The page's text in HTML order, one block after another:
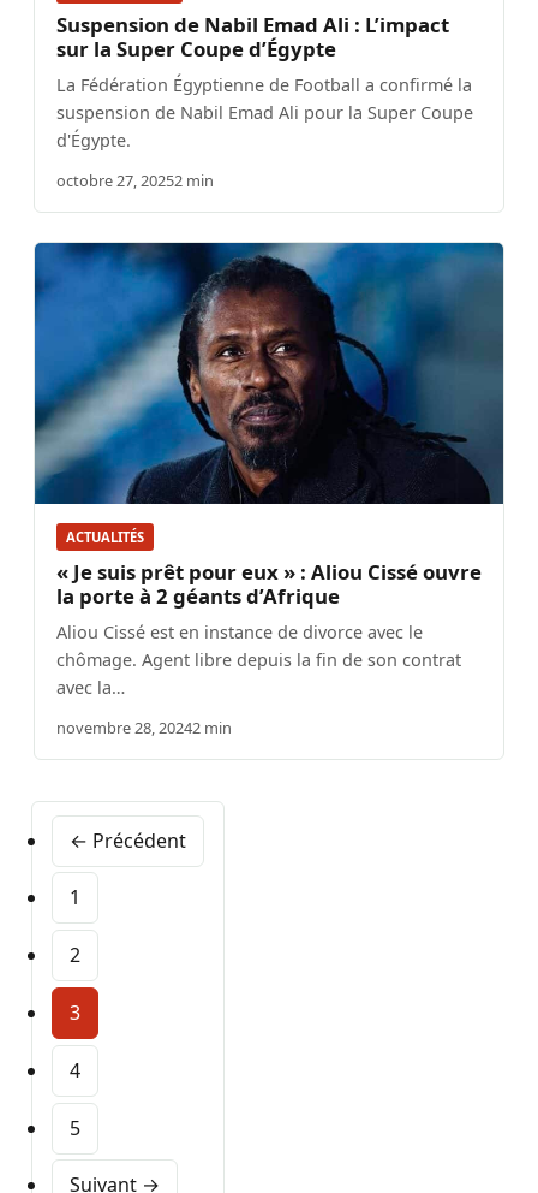
Suspension de Nabil Emad Ali : L’impact
sur la Super Coupe d’Égypte
La Fédération Égyptienne de Football a confirmé la
suspension de Nabil Emad Ali pour la Super Coupe
d'Égypte.
octobre 27, 20252 min
ACTUALITÉS
« Je suis prêt pour eux » : Aliou Cissé ouvre
la porte à 2 géants d’Afrique
Aliou Cissé est en instance de divorce avec le
chômage. Agent libre depuis la fin de son contrat
avec la…
novembre 28, 20242 min
← Précédent
1
2
3
4
5
Suivant →